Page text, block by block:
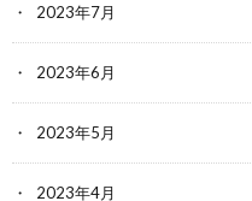
2023年7月
2023年6月
2023年5月
2023年4月